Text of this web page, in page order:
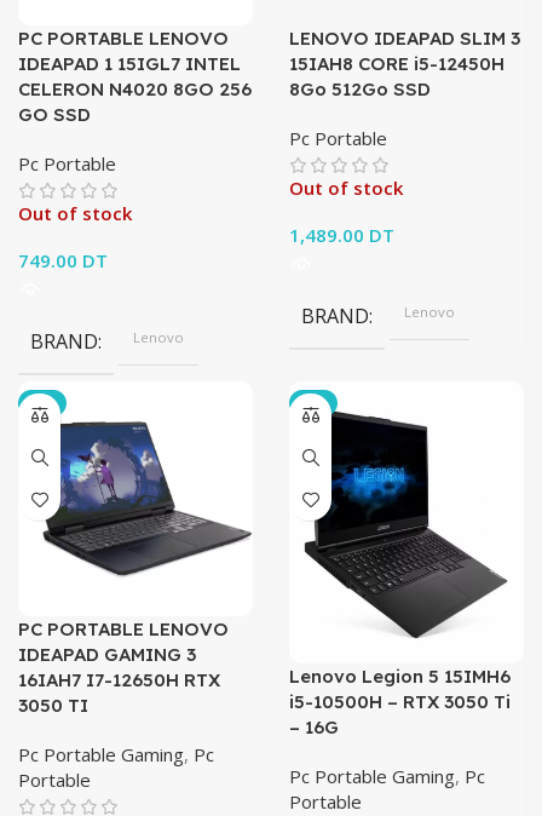
PC PORTABLE LENOVO
IDEAPAD 1 15IGL7 INTEL
CELERON N4020 8GO 256
GO SSD
Pc Portable
Out of stock
749.00 DT
BRAND Lenovo
LENOVO IDEAPAD SLIM 3
15IAH8 CORE i5-12450H
8Go 512Go SSD
Pc Portable
Out of stock
1,489.00 DT
BRAND Lenovo
-6%
PC PORTABLE LENOVO
IDEAPAD GAMING 3
16IAH7 I7-12650H RTX
3050 TI
Pc Portable Gaming, Pc
Portable
-5%
Lenovo Legion 5 15IMH6
i5-10500H – RTX 3050 Ti
– 16G
Pc Portable Gaming, Pc
Portable